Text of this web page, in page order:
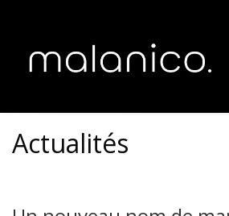
Actualités